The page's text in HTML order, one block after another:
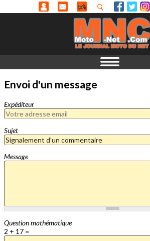
Envoi d'un message
Expéditeur
Sujet
Message
Question mathématique
2 + 17 =